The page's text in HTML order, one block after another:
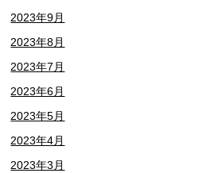
2023年9月
2023年8月
2023年7月
2023年6月
2023年5月
2023年4月
2023年3月